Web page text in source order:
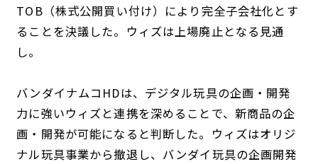
TOB（株式公開買い付け）により完全子会社化とす
ることを決議した。ウィズは上場廃止となる見通
し。
バンダイナムコHDは、デジタル玩具の企画・開発
力に強いウィズと連携を深めることで、新商品の企
画・開発が可能になると判断した。ウィズはオリジ
ナル玩具事業から撤退し、バンダイ玩具の企画開発